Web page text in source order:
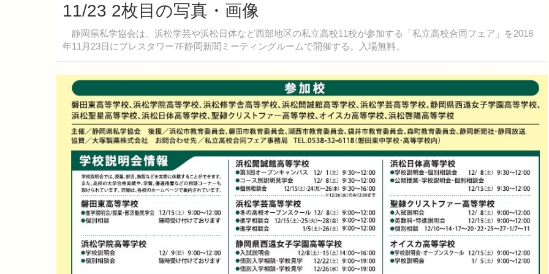
11/23 2枚目の写真・画像
静岡県私学協会は、浜松学芸や浜松日体など西部地区の私立高校11校が参加する「私立高校合同フェア」を2018
年11月23日にプレスタワー7F静岡新聞ミーティングルームで開催する。入場無料。